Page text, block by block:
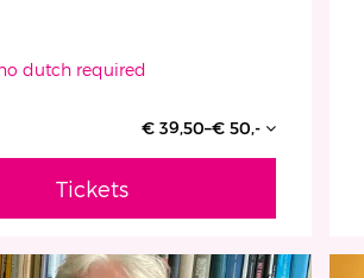
dutch required
€ 39,50–€ 50,-
Tickets